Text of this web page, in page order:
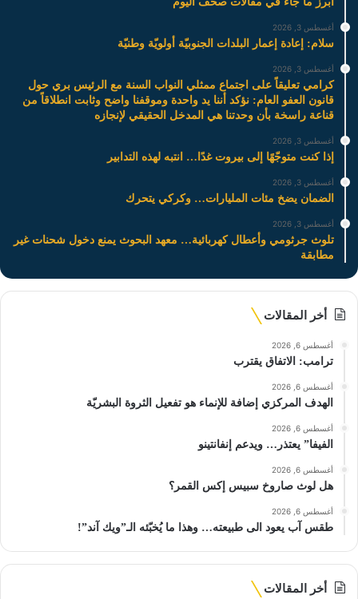
أغسطس 3, 2026
سلام: إعادة إعمار البلدات الجنوبيّة أولويّة وطنيّة
أغسطس 3, 2026
كرامي تعليقاً على اجتماع ممثلي النواب السنة مع الرئيس بري حول
قانون العفو العام: نؤكد أننا يد واحدة وموقفنا واضح وثابت انطلاقاً من
قناعة راسخة بأن وحدتنا هي المدخل الحقيقي لإنجازه
أغسطس 3, 2026
إذا كنت متوجّهًا إلى بيروت غدًا… انتبه لهذه التدابير
أغسطس 3, 2026
الضمان يضخ مئات المليارات… وكركي يتحرك
أغسطس 3, 2026
تلوث جرثومي وأعطال كهربائية… معهد البحوث يمنع دخول شحنات غير
مطابقة
أخر المقالات
أغسطس 6, 2026
ترامب: الاتفاق يقترب
أغسطس 6, 2026
الهدف المركزي إضافة للإنماء هو تفعيل الثروة البشريّة
أغسطس 6, 2026
الفيفا” يعتذر… ويدعم إنفانتينو
أغسطس 6, 2026
هل لوث صاروخ سبيس إكس القمر؟
أغسطس 6, 2026
طقس آب يعود الى طبيعته… وهذا ما يُخبّئه الـ”ويك آند”!
أخر المقالات